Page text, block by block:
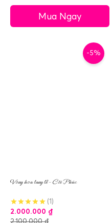
Mua Ngay
-5%
Vòng hoa tang lễ – Cõi Phúc
(1)
2.000.000 ₫